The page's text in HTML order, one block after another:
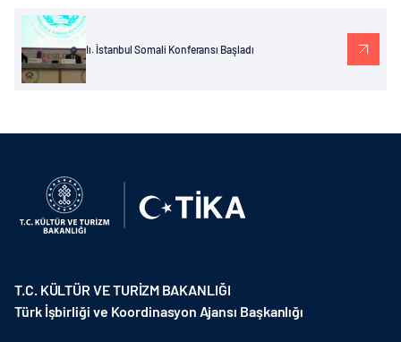
Iı. İstanbul Somali Konferansı Başladı
T.C. KÜLTÜR VE TURİZM BAKANLIĞI
Türk İşbirliği ve Koordinasyon Ajansı Başkanlığı